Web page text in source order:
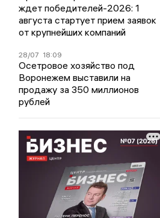
ждет победителей-2026: 1
августа стартует прием заявок
от крупнейших компаний
28/07 18:09
Осетровое хозяйство под
Воронежем выставили на
продажу за 350 миллионов
рублей